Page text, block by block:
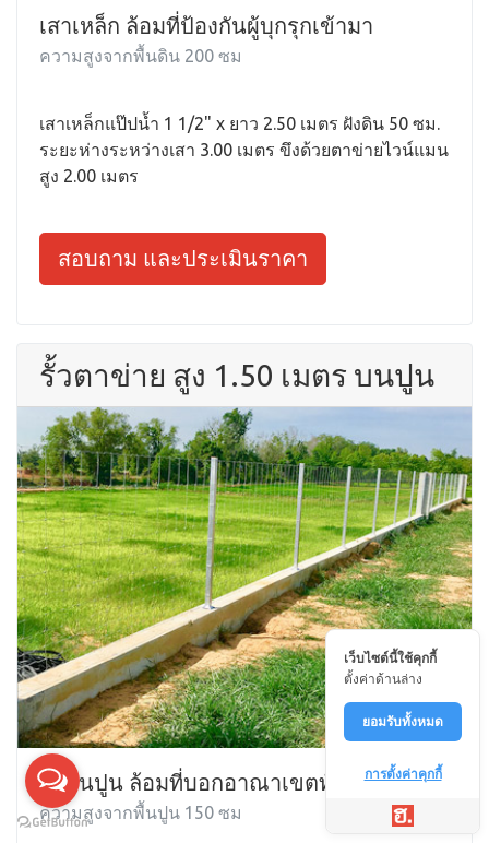
เสาเหล็ก ล้อมที่ป้องกันผู้บุกรุกเข้ามา
ความสูงจากพื้นดิน 200 ซม
เสาเหล็กแป๊ปน้ำ 1 1/2" x ยาว 2.50 เมตร ฝังดิน 50 ซม.
ระยะห่างระหว่างเสา 3.00 เมตร ขึงด้วยตาข่ายไวน์แมน
สูง 2.00 เมตร
สอบถาม และประเมินราคา
รั้วตาข่าย สูง 1.50 เมตร บนปูน
ตั้งบนปูน ล้อมที่บอกอาณาเขตทั่วไป
ความสูงจากพื้นปูน 150 ซม
เว็บไซต์นี้ใช้คุกกี้
ตั้งค่าด้านล่าง
ยอมรับทั้งหมด
การตั้งค่าคุกกี้